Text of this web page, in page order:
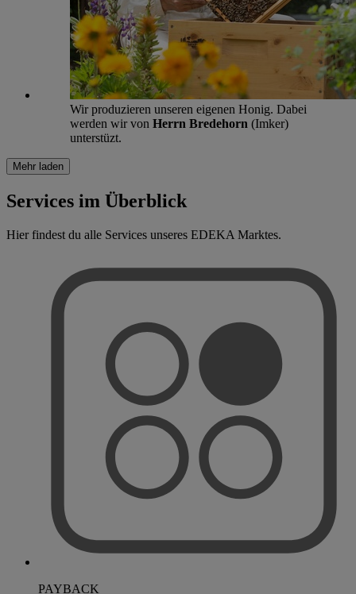
Wir produzieren unseren eigenen Honig. Dabei
werden wir von Herrn Bredehorn (Imker)
unterstüzt.
Mehr laden
Services im Überblick
Hier findest du alle Services unseres EDEKA Marktes.
PAYBACK